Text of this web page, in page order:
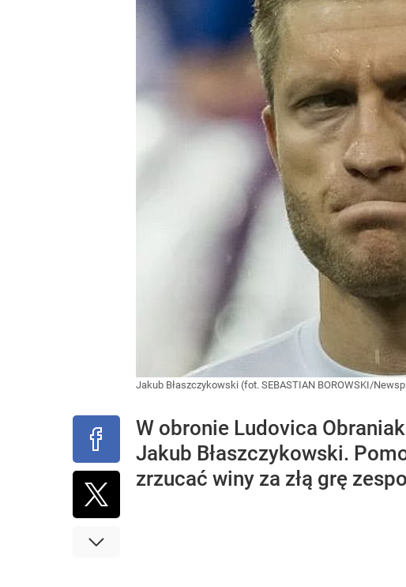
Jakub Błaszczykowski (fot. SEBASTIAN BOROWSKI/
W obronie Ludovica
Jakub Błaszczykowski.
zrzucać winy za złą grę